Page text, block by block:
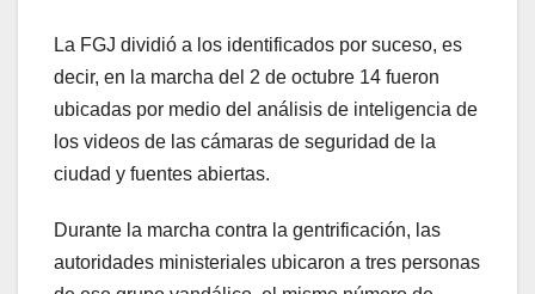
La FGJ dividió a los identificados por suceso, es
decir, en la marcha del 2 de octubre 14 fueron
ubicadas por medio del análisis de inteligencia de
los videos de las cámaras de seguridad de la
ciudad y fuentes abiertas.
Durante la marcha contra la gentrificación, las
autoridades ministeriales ubicaron a tres personas